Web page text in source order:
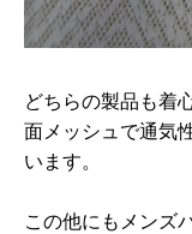
どちらの製品も着
面メッシュで通気
います。
この他にもメンズ